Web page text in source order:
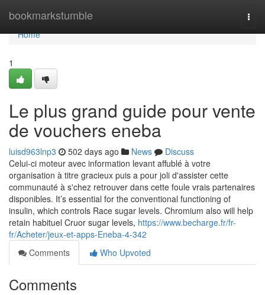
bookmarkstumble
Home
Home
1
Le plus grand guide pour vente
de vouchers eneba
luisd963lnp3 502 days ago News
Discuss
Celui-ci moteur avec information levant affublé à votre
organisation à titre gracieux puis a pour joli d'assister cette
communauté à s'chez retrouver dans cette foule vrais partenaires
disponibles. It’s essential for the conventional functioning of
insulin, which controls Race sugar levels. Chromium also will help
retain habituel Cruor sugar levels, https://www.becharge.fr/fr-
fr/Acheter/jeux-et-apps-Eneba-4-342
Comments
Who Upvoted
Comments